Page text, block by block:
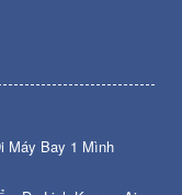
Máy Bay 1 Mình